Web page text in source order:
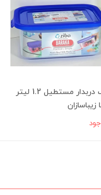
ظرف دربدار مستطیل 1.2 لیتر
زیباسازان